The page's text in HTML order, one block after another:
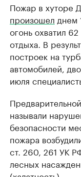
Пожар в хуторе
произошел днем
огонь охватил
отдыха. В
построек на
автомобилей,
июля
Предварительной
называли
безопасности
пожара
ст. 260, 261 УК
лесных